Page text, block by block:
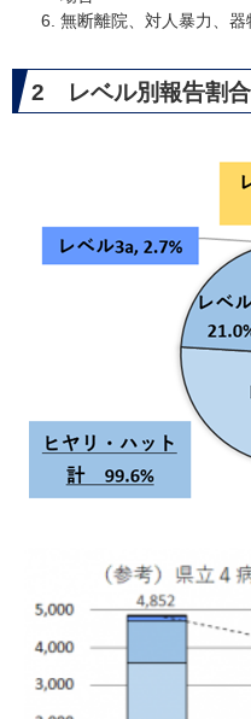
無断離院、対人暴力、
2 レベル別報告割合